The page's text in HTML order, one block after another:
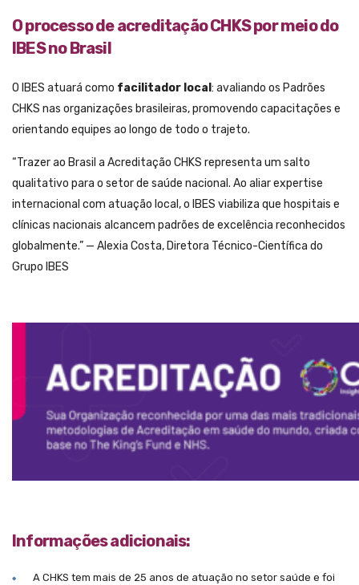
O processo de acreditação CHKS por meio do
IBES no Brasil
O IBES atuará como facilitador local : avaliando os Padrões
CHKS nas organizações brasileiras, promovendo capacitações e
orientando equipes ao longo de todo o trajeto.
“Trazer ao Brasil a Acreditação CHKS representa um salto
qualitativo para o setor de saúde nacional. Ao aliar expertise
internacional com atuação local, o IBES viabiliza que hospitais e
clínicas nacionais alcancem padrões de excelência reconhecidos
globalmente.” — Alexia Costa, Diretora Técnico-Científica do
Grupo IBES
Informações adicionais:
A CHKS tem mais de 25 anos de atuação no setor saúde e foi